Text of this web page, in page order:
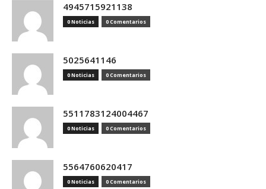
4945715921138
0 Noticias 0 Comentarios
5025641146
0 Noticias 0 Comentarios
5511783124004467
0 Noticias 0 Comentarios
5564760620417
0 Noticias 0 Comentarios